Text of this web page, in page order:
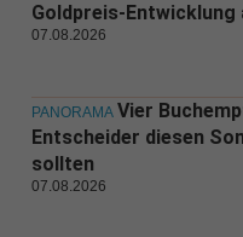
Goldpreis-Entwicklung
07.08.2026
PANORAMA Vier
Entscheider diesen
sollten
07.08.2026